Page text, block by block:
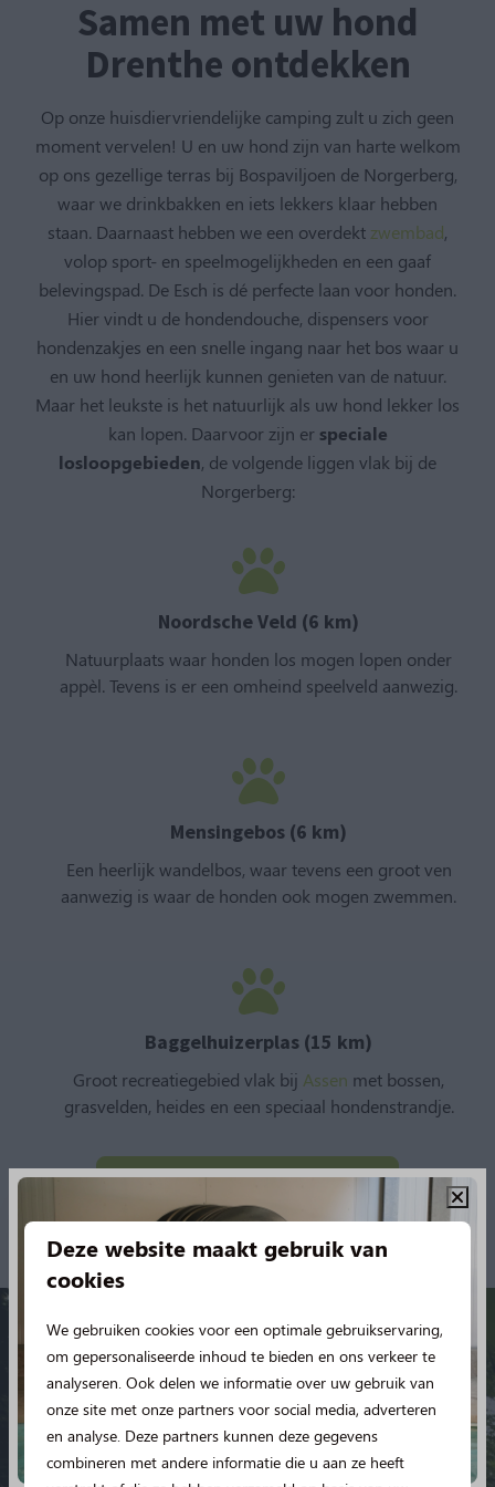
Samen met uw hond
Drenthe ontdekken
Op onze huisdiervriendelijke camping zult u zich geen
moment vervelen! U en uw hond zijn van harte welkom
op ons gezellige terras bij Bospaviljoen de Norgerberg,
waar we drinkbakken en iets lekkers klaar hebben
staan. Daarnaast hebben we een overdekt zwembad,
volop sport- en speelmogelijkheden en een gaaf
belevingspad. De Esch is dé perfecte laan voor honden.
Hier vindt u de hondendouche, dispensers voor
hondenzakjes en een snelle ingang naar het bos waar u
en uw hond heerlijk kunnen genieten van de natuur.
Maar het leukste is het natuurlijk als uw hond lekker los
kan lopen. Daarvoor zijn er speciale
losloopgebieden, de volgende liggen vlak bij de
Norgerberg:
Noordsche Veld (6 km)
Natuurplaats waar honden los mogen lopen onder
appèl. Tevens is er een omheind speelveld aanwezig.
Mensingebos (6 km)
Een heerlijk wandelbos, waar tevens een groot ven
aanwezig is waar de honden ook mogen zwemmen.
Baggelhuizerplas (15 km)
Groot recreatiegebied vlak bij Assen met bossen,
grasvelden, heides en een speciaal hondenstrandje.
Boek een vakantie met uw hond
Bekijk de prijzen en beschikbaarheid
Juli 2025 | Marianne.
KAMPEERPLAATS
“Heerlijke schone camping! Mogelijkheid om de
Deze website maakt gebruik van
cookies
We gebruiken cookies voor een optimale gebruikservaring,
om gepersonaliseerde inhoud te bieden en ons verkeer te
analyseren. Ook delen we informatie over uw gebruik van
onze site met onze partners voor social media, adverteren
en analyse. Deze partners kunnen deze gegevens
combineren met andere informatie die u aan ze heeft